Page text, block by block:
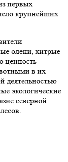
первых
крупнейших
олени, хитрые
ценность
в их
деятельностью
экологические
северной